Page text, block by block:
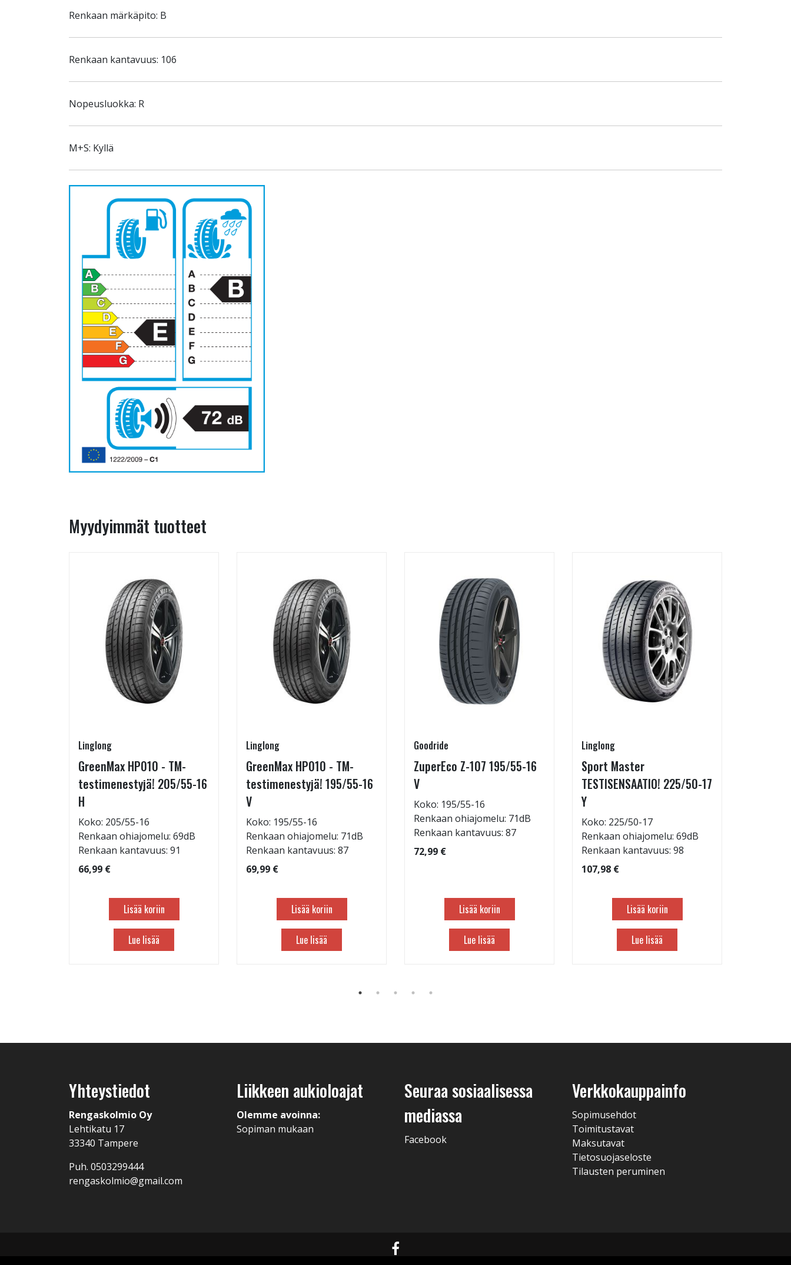
Renkaan märkäpito: B
Renkaan kantavuus: 106
Nopeusluokka: R
M+S: Kyllä
Myydyimmät tuotteet
Linglong
GreenMax HP010 - TM-
testimenestyjä! 205/55-16
H
Koko: 205/55-16
Renkaan ohiajomelu: 69dB
Renkaan kantavuus: 91
66,99 €
Lisää koriin
Lue lisää
Linglong
GreenMax HP010 - TM-
testimenestyjä! 195/55-16
V
Koko: 195/55-16
Renkaan ohiajomelu: 71dB
Renkaan kantavuus: 87
69,99 €
Lisää koriin
Lue lisää
Goodride
ZuperEco Z-107 195/55-16
V
Koko: 195/55-16
Renkaan ohiajomelu: 71dB
Renkaan kantavuus: 87
72,99 €
Lisää koriin
Lue lisää
Linglong
Sport Master
TESTISENSAATIO! 225/50-17
Y
Koko: 225/50-17
Renkaan ohiajomelu: 69dB
Renkaan kantavuus: 98
107,98 €
Lisää koriin
Lue lisää
Yhteystiedot
Rengaskolmio Oy
Lehtikatu 17
33340 Tampere
Puh. 0503299444
rengaskolmio@gmail.com
Liikkeen aukioloajat
Olemme avoinna:
Sopiman mukaan
Seuraa sosiaalisessa
mediassa
Facebook
Verkkokauppainfo
Sopimusehdot
Toimitustavat
Maksutavat
Tietosuojaseloste
Tilausten peruminen